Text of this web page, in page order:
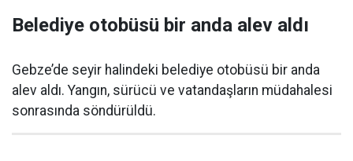
Belediye otobüsü bir anda alev aldı
Gebze’de seyir halindeki belediye otobüsü bir anda
alev aldı. Yangın, sürücü ve vatandaşların müdahalesi
sonrasında söndürüldü.